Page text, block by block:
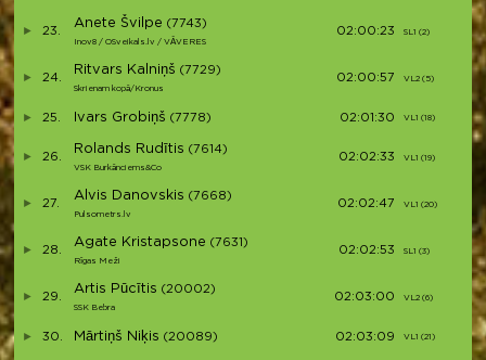
23.
Anete Švilpe (7743)
Inov8 / OSveikals.lv / VĀVERES
02:00:23 SL1 (2)
24.
Ritvars Kalniņš (7729)
Skrienam kopā/Kronus
02:00:57 VL2 (5)
25. Ivars Grobiņš (7778) 02:01:30 VL1 (18)
26.
Rolands Rudītis (7614)
VSK Burkānciems&Co
02:02:33 VL1 (19)
27.
Alvis Danovskis (7668)
Pulsometrs.lv
02:02:47 VL1 (20)
28.
Agate Kristapsone (7631)
Rīgas Meži
02:02:53 SL1 (3)
29.
Artis Pūcītis (20002)
SSK Bebra
02:03:00 VL2 (6)
30. Mārtiņš Niķis (20089) 02:03:09 VL1 (21)